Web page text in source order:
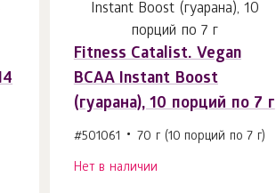
Fitness Catalist. Vegan
BCAA Instant Boost
(гуарана), 10 порций по 7 г
#501061 70 г (10 порций по 7 г)
Нет в наличии